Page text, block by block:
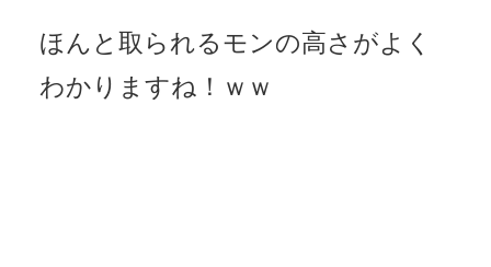
ほんと取られるモンの高さがよく
わかりますね！ｗｗ